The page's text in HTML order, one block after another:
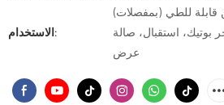
قابلة للطي (بمفصلات)
الاستخدام:
استقبال، صالة
عرض